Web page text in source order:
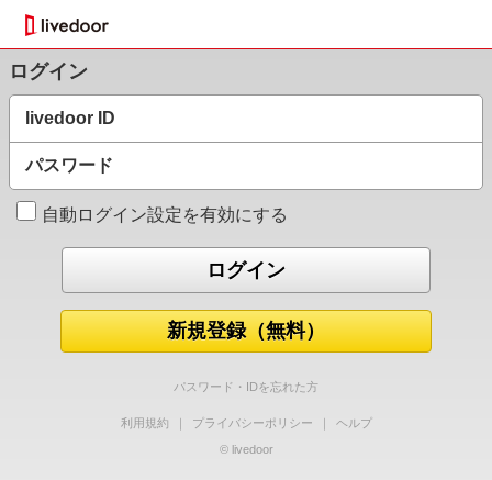
ログイン
livedoor ID
パスワード
自動ログイン設定を有効にする
新規登録（無料）
パスワード・IDを忘れた方
利用規約 ｜ プライバシーポリシー ｜
ヘルプ
© livedoor